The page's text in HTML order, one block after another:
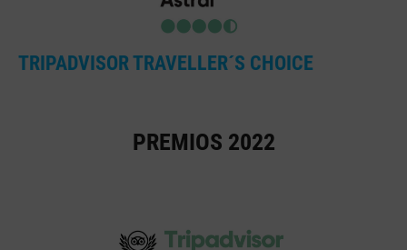
TRIPADVISOR TRAVELLER´S CHOICE
PREMIOS 2022